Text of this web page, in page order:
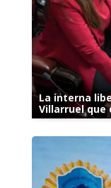
La interna
Villarruel que